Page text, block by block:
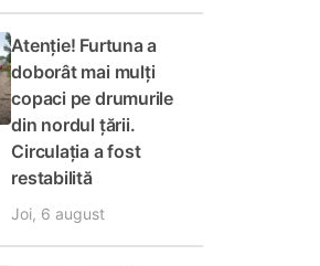
Atenție! Furtuna a
doborât mai mulți
copaci pe drumurile
din nordul țării.
Circulația a fost
restabilită
Joi, 6 august